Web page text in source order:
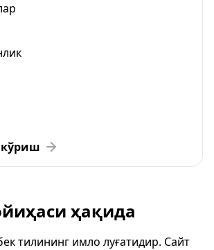
ҳақида
тилининг имло луғатидир. Сайт